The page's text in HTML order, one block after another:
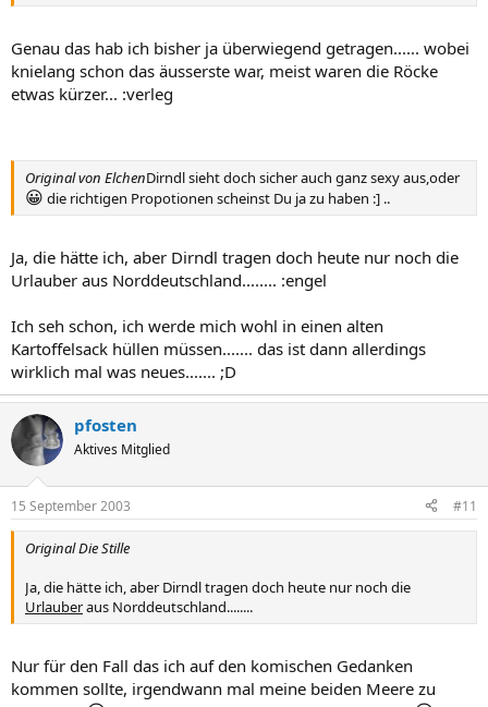
Genau das hab ich bisher ja überwiegend getragen...... wobei
knielang schon das äusserste war, meist waren die Röcke
etwas kürzer... :verleg
Original von ElchenDirndl sieht doch sicher auch ganz sexy aus,oder
😀 die richtigen Propotionen scheinst Du ja zu haben :] ..
Ja, die hätte ich, aber Dirndl tragen doch heute nur noch die
Urlauber aus Norddeutschland........ :engel
Ich seh schon, ich werde mich wohl in einen alten
Kartoffelsack hüllen müssen....... das ist dann allerdings
wirklich mal was neues....... ;D
pfosten
Aktives Mitglied
15 September 2003 #11
Original Die Stille
Ja, die hätte ich, aber Dirndl tragen doch heute nur noch die
Urlauberaus Norddeutschland........
Nur für den Fall das ich auf den komischen Gedanken
kommen sollte, irgendwann mal meine beiden Meere zu